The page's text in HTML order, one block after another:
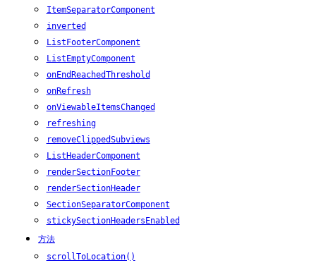
ItemSeparatorComponent
inverted
ListFooterComponent
ListEmptyComponent
onEndReachedThreshold
onRefresh
onViewableItemsChanged
refreshing
removeClippedSubviews
ListHeaderComponent
renderSectionFooter
renderSectionHeader
SectionSeparatorComponent
stickySectionHeadersEnabled
方法
scrollToLocation()